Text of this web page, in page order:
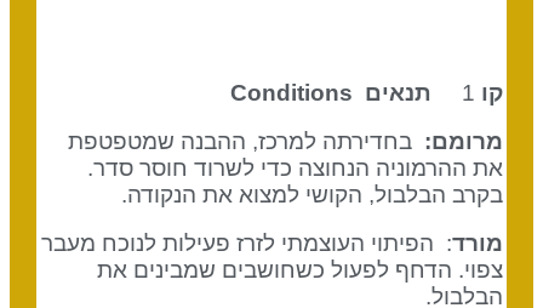
קו1 תנאים Conditions
מרומם:בחדירתה למרכז, ההבנה שמטפטפת
את ההרמוניה הנחוצה כדי לשרוד חוסר סדר.
בקרב הבלבול, הקושי למצוא את הנקודה.
מורד: הפיתוי העוצמתי לזרז פעילות לנוכח מעבר
צפוי. הדחף לפעול כשחושבים שמבינים את
הבלבול.